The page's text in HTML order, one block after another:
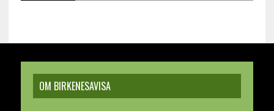
OM BIRKENESAVISA